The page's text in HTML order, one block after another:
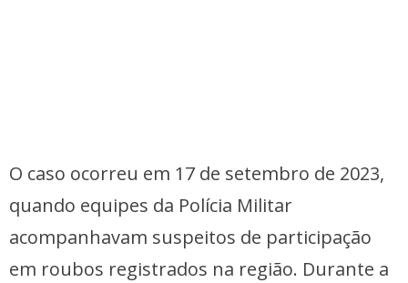
O caso ocorreu em 17 de setembro de 2023,
quando equipes da Polícia Militar
acompanhavam suspeitos de participação
em roubos registrados na região. Durante a